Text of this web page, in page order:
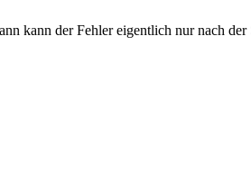
kann der Fehler eigentlich nur nach